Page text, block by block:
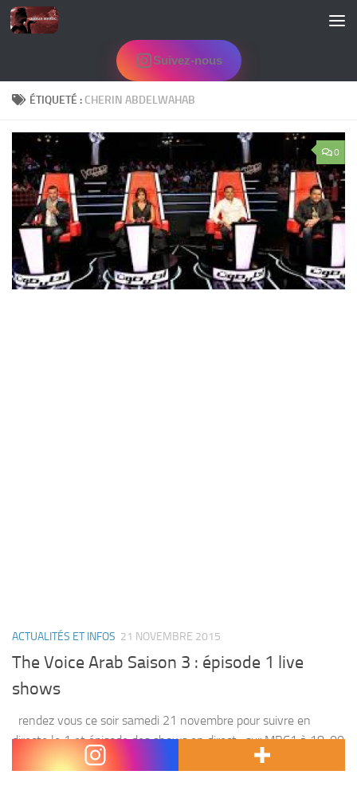
Skip to content
Suivez-nous
ÉTIQUETÉ : CHERIN ABDELWAHAB
0
ACTUALITÉS ET INFOS 21 NOVEMBRE 2015
The Voice Arab Saison 3 : épisode 1 live
shows
rendez vous ce soir samedi 21 novembre pour suivre en
directe le 1 et épisode des shows en direct , sur MBC1 à 18 :00
heure marocaine . The Voice...